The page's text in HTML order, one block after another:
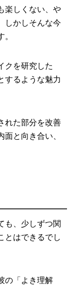
楽しくない、や
しかしそんな今
。
クを研究した
するような魅力
れた部分を改善
と向き合い、
も、少しずつ関
とはできるでし
の「よき理解